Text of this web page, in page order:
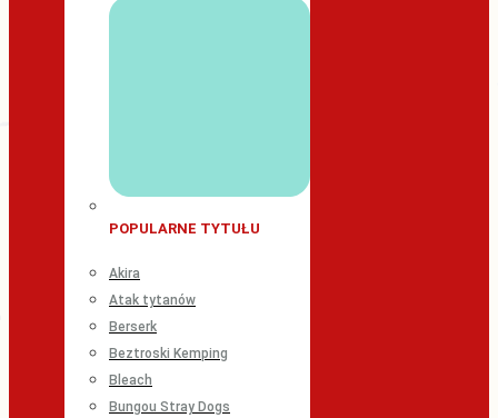
POPULARNE TYTUŁU
Akira
Atak tytanów
Berserk
Beztroski Kemping
Bleach
Bungou Stray Dogs